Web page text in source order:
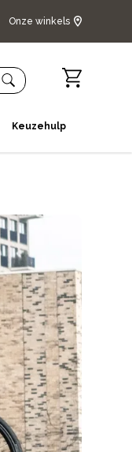
Onze winkels
Keuzehulp